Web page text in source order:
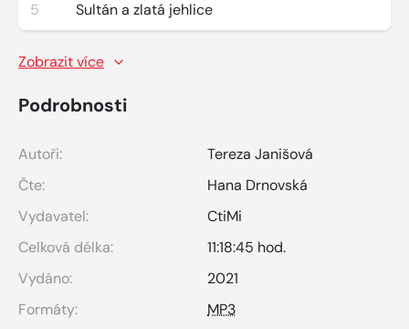
5 Sultán a zlatá jehlice
Zobrazit více
Podrobnosti
Autoři:
Tereza Janišová
Čte:
Hana Drnovská
Vydavatel:
CtiMi
Celková délka:
11:18:45 hod.
Vydáno:
2021
Formáty:
MP3